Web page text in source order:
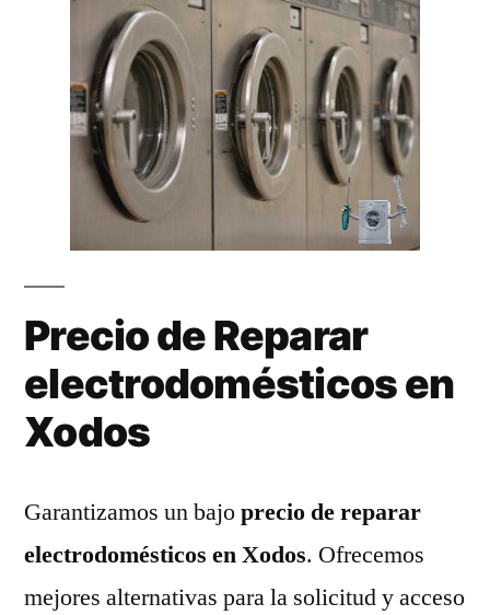
Precio de Reparar
electrodomésticos en
Xodos
Garantizamos un bajoprecio de reparar
electrodomésticos en Xodos. Ofrecemos
mejores alternativas para la solicitud y acceso